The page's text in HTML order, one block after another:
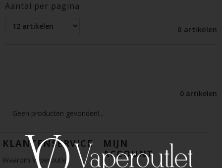
Aantal per pagina
0 artikelen
0 artikelen
Geen producten gevonden!...
KLANTENSERVICE
Waarom Vaperoutlet
MIJN
ACCOUNT